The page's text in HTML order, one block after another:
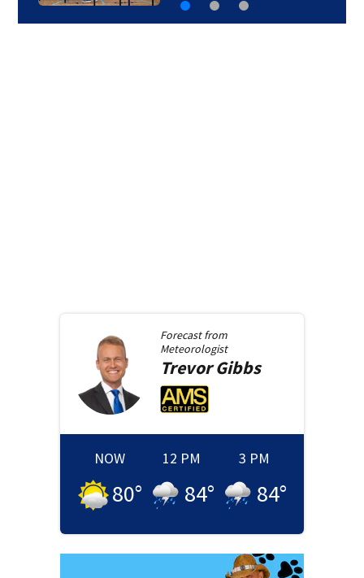
Forecast from
Meteorologist
Trevor Gibbs
NOW
80°
12 PM
84°
3 PM
84°